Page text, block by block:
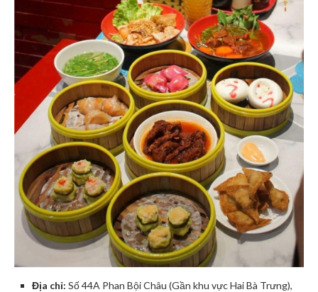
Địa chỉ: Số 44A Phan Bội Châu (Gần khu vực Hai Bà Trưng),